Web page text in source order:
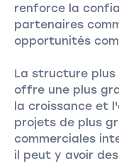
renforce la
partenaires
opportunités
La structure plus
offre une plus
la croissance et
projets de plus
commerciales
il peut y avoir